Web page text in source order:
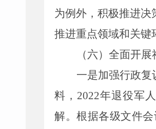
为例外，积极推进
推进重点领域和关键
（六）全面开
一是加强行政
料， 2022年退役军
解。根据各级文件